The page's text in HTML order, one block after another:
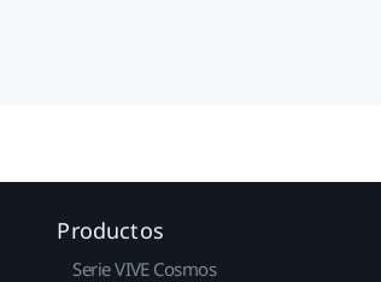
Productos
Serie VIVE Cosmos